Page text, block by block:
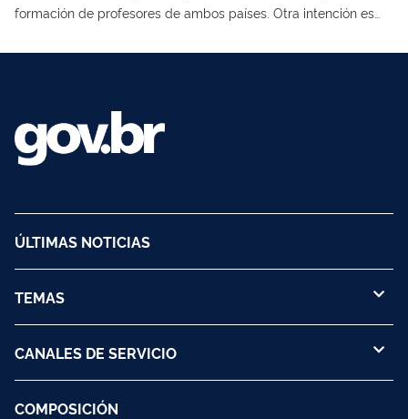
formación de profesores de ambos países. Otra intención es
acercar a expertos brasileños y chilenos
ÚLTIMAS NOTICIAS
TEMAS
CANALES DE SERVICIO
COMPOSICIÓN